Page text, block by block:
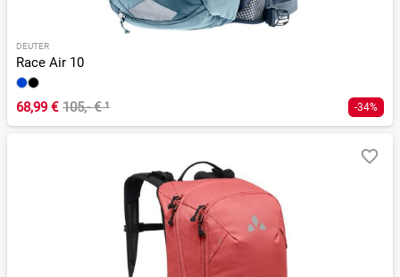
DEUTER
Race Air 10
68,99 € 105,- €¹ -34%